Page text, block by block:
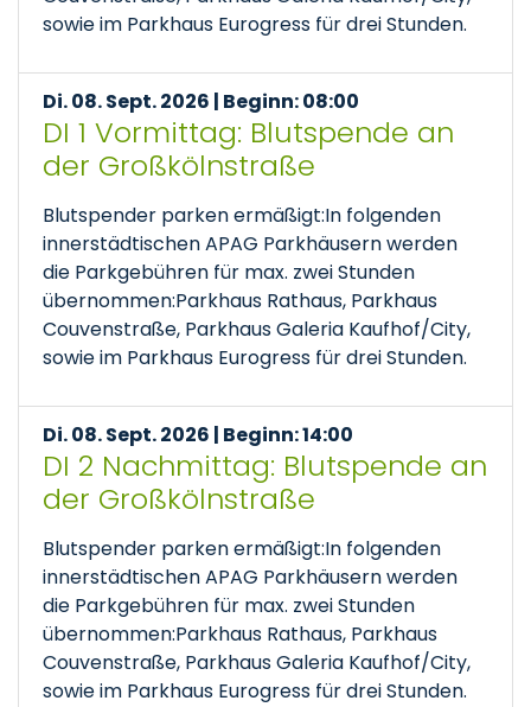
sowie im Parkhaus Eurogress für drei Stunden.
Di. 08. Sept. 2026 | Beginn: 08:00
DI 1 Vormittag: Blutspende an
der Großkölnstraße
Blutspender parken ermäßigt:In folgenden
innerstädtischen APAG Parkhäusern werden
die Parkgebühren für max. zwei Stunden
übernommen:Parkhaus Rathaus, Parkhaus
Couvenstraße, Parkhaus Galeria Kaufhof/City,
sowie im Parkhaus Eurogress für drei Stunden.
Di. 08. Sept. 2026 | Beginn: 14:00
DI 2 Nachmittag: Blutspende an
der Großkölnstraße
Blutspender parken ermäßigt:In folgenden
innerstädtischen APAG Parkhäusern werden
die Parkgebühren für max. zwei Stunden
übernommen:Parkhaus Rathaus, Parkhaus
Couvenstraße, Parkhaus Galeria Kaufhof/City,
sowie im Parkhaus Eurogress für drei Stunden.